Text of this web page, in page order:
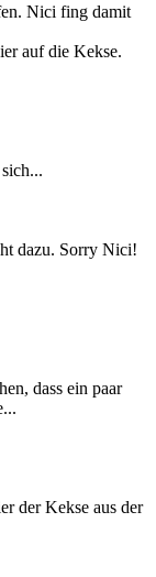
Nici fing damit
auf die Kekse.
dazu. Sorry Nici!
dass ein paar
der Kekse aus der